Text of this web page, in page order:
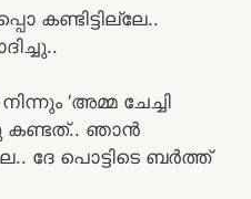
കണ്ടിട്ടില്ലേ..
‘അമ്മ ചേച്ചി
കണ്ടത്.. ഞാൻ
ദേ പൊട്ടിടെ ബർത്ത്